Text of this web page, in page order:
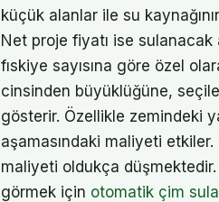
küçük alanlar ile su
Net proje fiyatı ise sulanacak
fıskiye sayısına göre özel
cinsinden büyüklüğüne,
gösterir. Özellikle zemindeki
aşamasındaki maliyeti
maliyeti oldukça düşmektedir.
görmek için otomatik çim